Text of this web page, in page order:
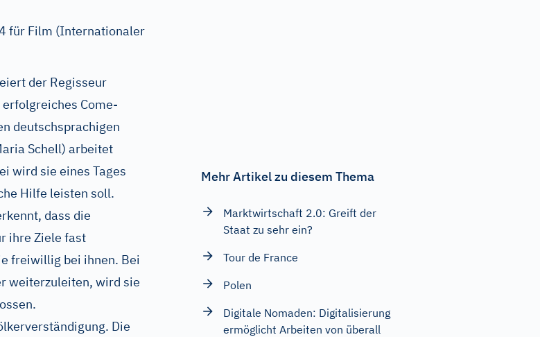
für Film (Internationaler
der Regisseur
Come-
deutschsprachigen
Schell) arbeitet
wird sie eines Tages
Hilfe leisten soll.
dass die
ihre Ziele fast
freiwillig bei ihnen. Bei
weiterzuleiten, wird sie
Die
Mehr Artikel zu diesem Thema
Marktwirtschaft 2.0: Greift der
Staat zu sehr ein?
Tour de France
Polen
Digitale Nomaden: Digitalisierung
ermöglicht Arbeiten von überall